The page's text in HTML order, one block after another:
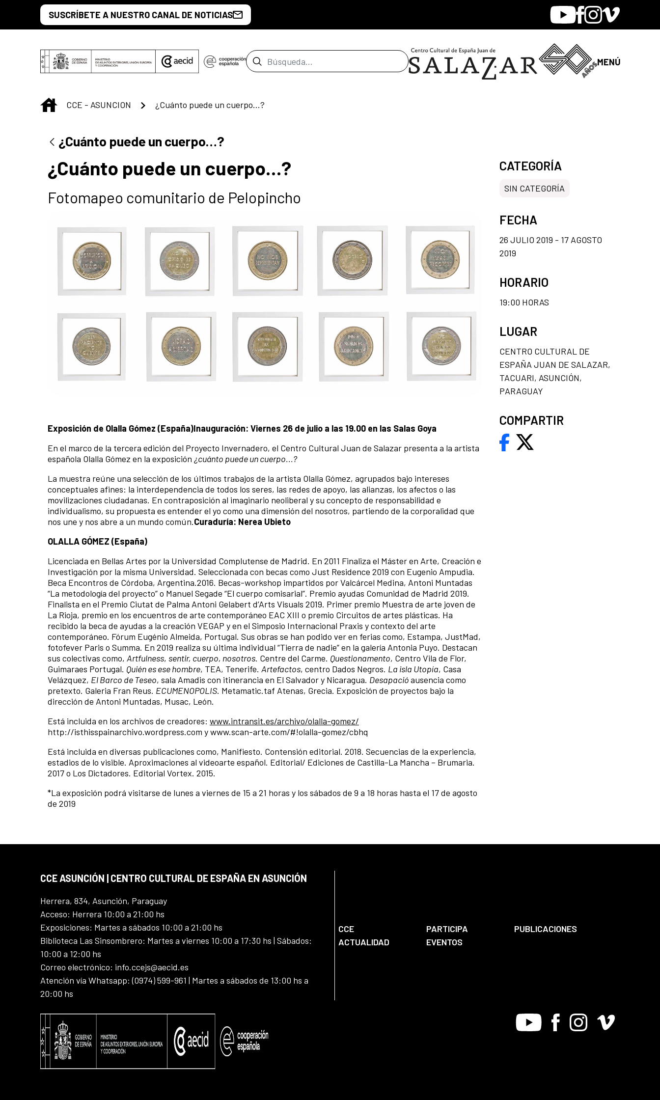
Saltar al contenido principal
SUSCRÍBETE A NUESTRO CANAL DE NOTICIAS YoutubeFacebook
Instagram
Vimeo
Barra de búsqueda MENÚ
INICIO
CCE - ASUNCION ¿Cuánto puede un cuerpo…?
¿Cuánto puede un cuerpo…?
¿Cuánto puede un cuerpo…?
Fotomapeo comunitario de Pelopincho
Exposición de Olalla Gómez (España)Inauguración: Viernes 26 de julio a las 19.00 en las Salas Goya
En el marco de la tercera edición del Proyecto Invernadero, el Centro Cultural Juan de Salazar presenta a la artista
española Olalla Gómez en la exposición ¿cuánto puede un cuerpo...?
La muestra reúne una selección de los últimos trabajos de la artista Olalla Gómez, agrupados bajo intereses
conceptuales afines: la interdependencia de todos los seres, las redes de apoyo, las alianzas, los afectos o las
movilizaciones ciudadanas. En contraposición al imaginario neoliberal y su concepto de responsabilidad e
individualismo, su propuesta es entender el yo como una dimensión del nosotros, partiendo de la corporalidad que
nos une y nos abre a un mundo común.Curaduría: Nerea Ubieto
OLALLA GÓMEZ (España)
Licenciada en Bellas Artes por la Universidad Complutense de Madrid. En 2011 Finaliza el Máster en Arte, Creación e
Investigación por la misma Universidad. Seleccionada con becas como Just Residence 2019 con Eugenio Ampudia.
Beca Encontros de Córdoba, Argentina.2016. Becas-workshop impartidos por Valcárcel Medina, Antoni Muntadas
“La metodología del proyecto” o Manuel Segade “El cuerpo comisarial”. Premio ayudas Comunidad de Madrid 2019.
Finalista en el Premio Ciutat de Palma Antoni Gelabert d’Arts Visuals 2019. Primer premio Muestra de arte joven de
La Rioja, premio en los encuentros de arte contemporáneo EAC XIII o premio Circuitos de artes plásticas. Ha
recibido la beca de ayudas a la creación VEGAP y en el Simposio Internacional Praxis y contexto del arte
contemporáneo. Fórum Eugénio Almeida, Portugal. Sus obras se han podido ver en ferias como, Estampa, JustMad,
fotofever Paris o Summa. En 2019 realiza su última individual “Tierra de nadie” en la galería Antonia Puyo. Destacan
sus colectivas como, Artfulness, sentir, cuerpo, nosotros. Centre del Carme. Questionamento, Centro Vila de Flor,
Guimaraes Portugal. Quién es ese hombre, TEA, Tenerife. Artefactos, centro Dados Negros. La isla Utopía, Casa
Velázquez, El Barco de Teseo, sala Amadis con itinerancia en El Salvador y Nicaragua. Desapacióausencia como
pretexto. Galeria Fran Reus. ECUMENOPOLIS. Metamatic.taf Atenas, Grecia. Exposición de proyectos bajo la
dirección de Antoni Muntadas, Musac, León.
Está incluida en los archivos de creadores: www.intransit.es/archivo/olalla-gomez/
http://isthisspainarchivo.wordpress.com y www.scan-arte.com/#!olalla-gomez/cbhq
Está incluida en diversas publicaciones como, Manifiesto. Contensión editorial. 2018. Secuencias de la experiencia,
estadios de lo visible. Aproximaciones al videoarte español. Editorial/ Ediciones de Castilla-La Mancha – Brumaria.
2017 o Los Dictadores. Editorial Vortex. 2015.
*La exposición podrá visitarse de lunes a viernes de 15 a 21 horas y los sábados de 9 a 18 horas hasta el 17 de agosto
de 2019
CATEGORÍA
SIN CATEGORÍA
FECHA
26 JULIO 2019 - 17 AGOSTO
2019
HORARIO
19:00 HORAS
LUGAR
CENTRO CULTURAL DE
ESPAÑA JUAN DE SALAZAR,
TACUARI, ASUNCIÓN,
PARAGUAY
COMPARTIR
CCE ASUNCIÓN | CENTRO CULTURAL DE ESPAÑA EN ASUNCIÓN
Herrera, 834, Asunción, Paraguay
Acceso: Herrera 10:00 a 21:00 hs
Exposiciones: Martes a sábados 10:00 a 21:00 hs
Biblioteca Las Sinsombrero: Martes a viernes 10:00 a 17:30 hs | Sábados:
10:00 a 12:00 hs
Correo electrónico: info.ccejs@aecid.es
Atención vía Whatsapp: (0974) 599-961 | Martes a sábados de 13:00 hs a
20:00 hs
CCE PARTICIPA
PUBLICACIONES
ACTUALIDAD
EVENTOS
Youtube FacebookInstagram
Vimeo